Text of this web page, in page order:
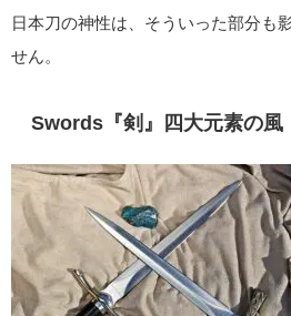
日本刀の神性は、そういった部分も
せん。
Swords『剣』四大元素の風